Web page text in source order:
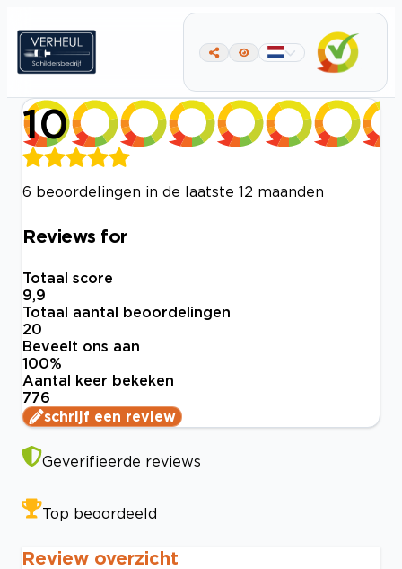
10
6 beoordelingen in de laatste 12 maanden
Reviews for
Totaal score
9,9
Totaal aantal beoordelingen
20
Beveelt ons aan
100%
Aantal keer bekeken
776
schrijf een review
Geverifieerde reviews
Top beoordeeld
Review overzicht